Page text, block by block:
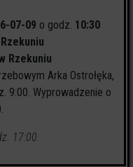
07-09 o godz. 10:30
Rzekuniu
Arka Ostrołęka,
9:00. Wyprowadzenie o
17:00.